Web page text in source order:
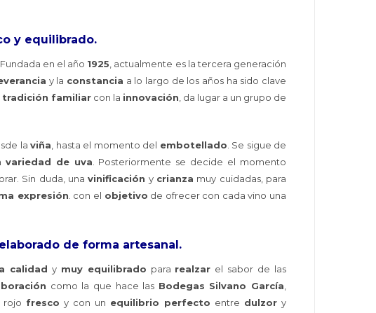
y equilibrado.
. Fundada en el año 1925 , actualmente es la tercera generación
y la constancia a lo largo de los años ha sido clave
tradición familiarcon la innovación , da lugar a un grupo de
laviña , hasta el momento del embotellado . Se sigue de
variedad de uva . Posteriormente se decide el momento
Sin duda, unavinificación y crianza muy cuidadas, para
expresión . con el objetivo de ofrecer con cada vino una
de forma artesanal.
calidad y muy equilibrado para realzar el sabor de las
como la que hace las Bodegas Silvano García,
rojo fresco y con un equilibrio perfecto entre dulzor y